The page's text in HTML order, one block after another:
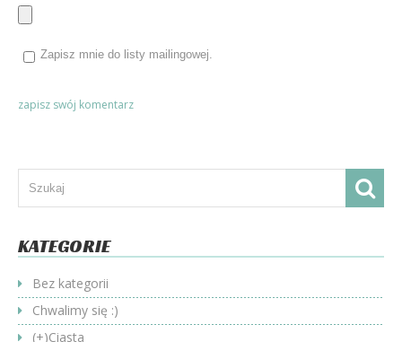
Zapisz mnie do listy mailingowej.
KATEGORIE
Bez kategorii
Chwalimy się :)
(+)Ciasta